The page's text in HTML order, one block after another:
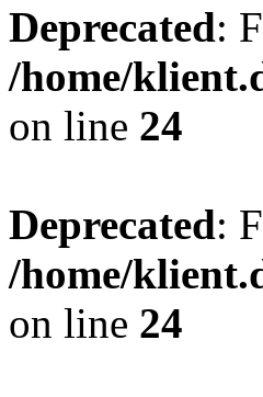
Deprecated:
/home/
on line 24
Deprecated:
/home/
on line 24